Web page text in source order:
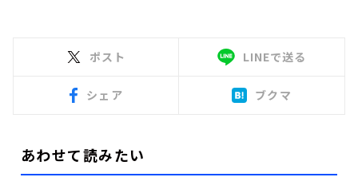
ポスト LINEで送る
シェア ブクマ
あわせて読みたい